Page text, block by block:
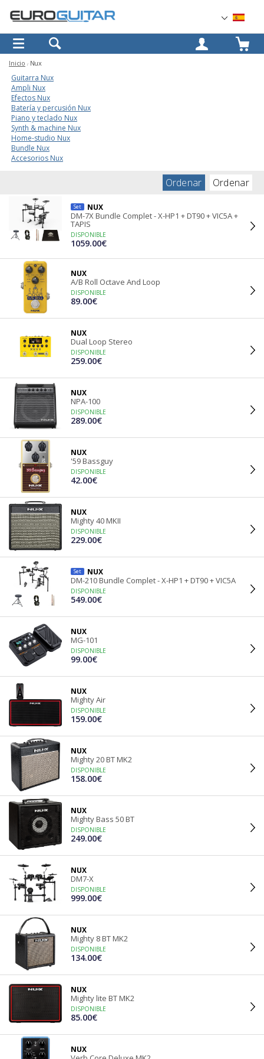
OK
Inicio Nux
Guitarra Nux
Ampli Nux
Efectos Nux
Batería y percusión Nux
Piano y teclado Nux
Synth & machine Nux
Home-studio Nux
Bundle Nux
Accesorios Nux
Ordenar Ordenar
Set NUX
DM-7X Bundle Complet - X-HP1 + DT90 + VIC5A +
TAPIS
DISPONIBLE
1059.00€
NUX
A/B Roll Octave And Loop
DISPONIBLE
89.00€
NUX
Dual Loop Stereo
DISPONIBLE
259.00€
NUX
NPA-100
DISPONIBLE
289.00€
NUX
'59 Bassguy
DISPONIBLE
42.00€
NUX
Mighty 40 MKII
DISPONIBLE
229.00€
Set NUX
DM-210 Bundle Complet - X-HP1 + DT90 + VIC5A
DISPONIBLE
549.00€
NUX
MG-101
DISPONIBLE
99.00€
NUX
Mighty Air
DISPONIBLE
159.00€
NUX
Mighty 20 BT MK2
DISPONIBLE
158.00€
NUX
Mighty Bass 50 BT
DISPONIBLE
249.00€
NUX
DM7-X
DISPONIBLE
999.00€
NUX
Mighty 8 BT MK2
DISPONIBLE
134.00€
NUX
Mighty lite BT MK2
DISPONIBLE
85.00€
NUX